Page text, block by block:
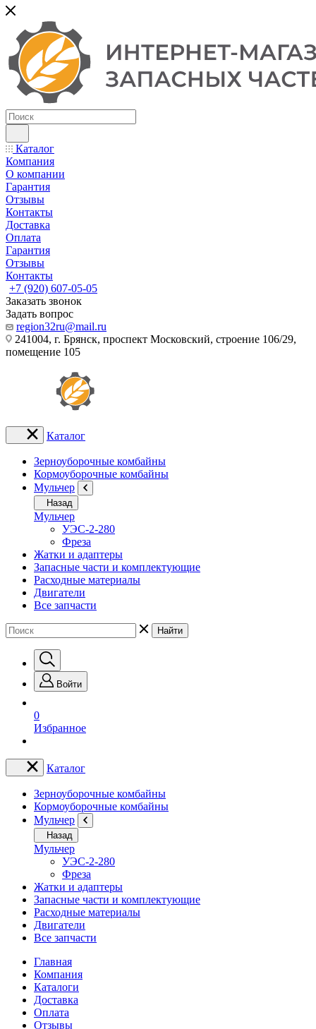
Каталог
Компания
О компании
Гарантия
Отзывы
Контакты
Доставка
Оплата
Гарантия
Отзывы
Контакты
+7 (920) 607-05-05
Заказать звонок
Задать вопрос
region32ru@mail.ru
241004, г. Брянск, проспект Московский, строение 106/29,
помещение 105
Каталог
Зерноуборочные комбайны
Кормоуборочные комбайны
Мульчер
Назад
Мульчер
УЭС-2-280
Фреза
Жатки и адаптеры
Запасные части и комплектующие
Расходные материалы
Двигатели
Все запчасти
Найти
Войти
0
Избранное
Каталог
Зерноуборочные комбайны
Кормоуборочные комбайны
Мульчер
Назад
Мульчер
УЭС-2-280
Фреза
Жатки и адаптеры
Запасные части и комплектующие
Расходные материалы
Двигатели
Все запчасти
Главная
Компания
Каталоги
Доставка
Оплата
Отзывы